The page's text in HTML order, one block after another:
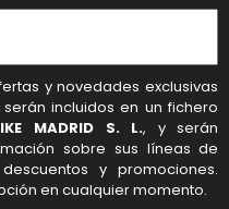
y novedades exclusivas
incluidos en un fichero
MADRID S. L., y serán
sobre sus líneas de
y promociones.
en cualquier momento.